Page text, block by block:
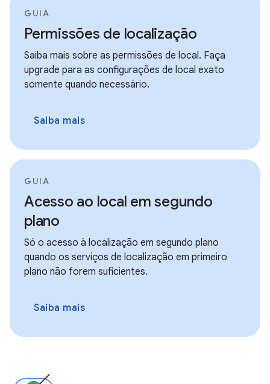
GUIA
Permissões de localização
Saiba mais sobre as permissões de local. Faça
upgrade para as configurações de local exato
somente quando necessário.
Saiba mais
GUIA
Acesso ao local em segundo
plano
Só o acesso à localização em segundo plano
quando os serviços de localização em primeiro
plano não forem suficientes.
Saiba mais